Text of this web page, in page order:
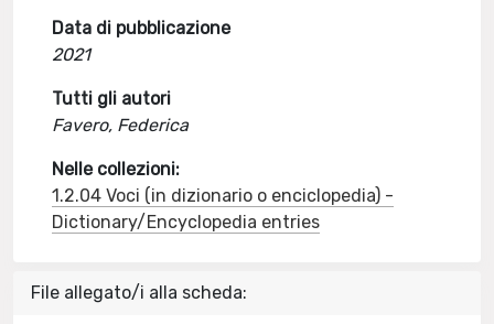
Data di pubblicazione
2021
Tutti gli autori
Favero, Federica
Nelle collezioni:
1.2.04 Voci (in dizionario o enciclopedia) -
Dictionary/Encyclopedia entries
File allegato/i alla scheda: